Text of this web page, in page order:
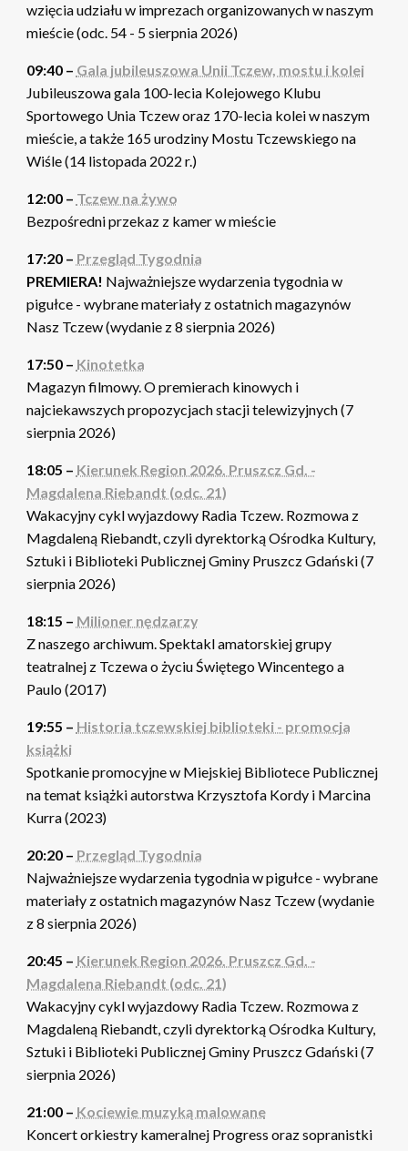
wzięcia udziału w imprezach organizowanych w naszym
mieście (odc. 54 - 5 sierpnia 2026)
09:40 – Gala jubileuszowa Unii Tczew, mostu i kolei
Jubileuszowa gala 100-lecia Kolejowego Klubu
Sportowego Unia Tczew oraz 170-lecia kolei w naszym
mieście, a także 165 urodziny Mostu Tczewskiego na
Wiśle (14 listopada 2022 r.)
12:00 – Tczew na żywo
Bezpośredni przekaz z kamer w mieście
17:20 – Przegląd Tygodnia
PREMIERA! Najważniejsze wydarzenia tygodnia w
pigułce - wybrane materiały z ostatnich magazynów
Nasz Tczew (wydanie z 8 sierpnia 2026)
17:50 – Kinotetka
Magazyn filmowy. O premierach kinowych i
najciekawszych propozycjach stacji telewizyjnych (7
sierpnia 2026)
18:05 – Kierunek Region 2026. Pruszcz Gd. -
Magdalena Riebandt (odc. 21)
Wakacyjny cykl wyjazdowy Radia Tczew. Rozmowa z
Magdaleną Riebandt, czyli dyrektorką Ośrodka Kultury,
Sztuki i Biblioteki Publicznej Gminy Pruszcz Gdański (7
sierpnia 2026)
18:15 – Milioner nędzarzy
Z naszego archiwum. Spektakl amatorskiej grupy
teatralnej z Tczewa o życiu Świętego Wincentego a
Paulo (2017)
19:55 – Historia tczewskiej biblioteki - promocja
książki
Spotkanie promocyjne w Miejskiej Bibliotece Publicznej
na temat książki autorstwa Krzysztofa Kordy i Marcina
Kurra (2023)
20:20 – Przegląd Tygodnia
Najważniejsze wydarzenia tygodnia w pigułce - wybrane
materiały z ostatnich magazynów Nasz Tczew (wydanie
z 8 sierpnia 2026)
20:45 – Kierunek Region 2026. Pruszcz Gd. -
Magdalena Riebandt (odc. 21)
Wakacyjny cykl wyjazdowy Radia Tczew. Rozmowa z
Magdaleną Riebandt, czyli dyrektorką Ośrodka Kultury,
Sztuki i Biblioteki Publicznej Gminy Pruszcz Gdański (7
sierpnia 2026)
21:00 – Kociewie muzyką malowane
Koncert orkiestry kameralnej Progress oraz sopranistki